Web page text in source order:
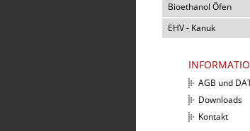
Bioethanol Öfen
EHV - Kanuk
AGB und
Downloads
Kontakt